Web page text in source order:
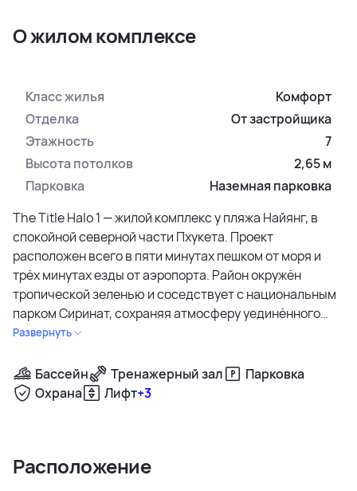
О жилом комплексе
Класс жилья
Комфорт
Отделка
От застройщика
Этажность
7
Высота потолков
2,65 м
Парковка
Наземная парковка
The Title Halo 1 — жилой комплекс у пляжа Найянг, в
спокойной северной части Пхукета. Проект
расположен всего в пяти минутах пешком от моря и
трёх минутах езды от аэропорта. Район окружён
тропической зеленью и соседствует с национальным
парком Сиринат, сохраняя атмосферу уединённого
курорта. Такое расположение делает его удобным как
Комплекс состоит из шести зданий по семь этажей и
балконы, потолки до 2,8 метра и виды на бассейн или
Развернуть
Бассейн Тренажерный зал
Парковка
Охрана
Лифт+3
Расположение